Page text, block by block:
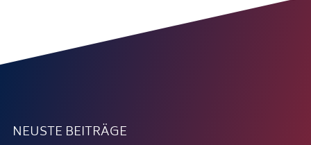
NEUSTE BEITRÄGE